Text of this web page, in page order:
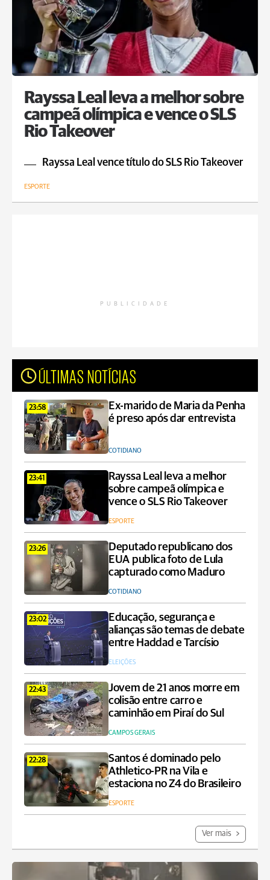
Rayssa Leal leva a melhor sobre
campeã olímpica e vence o SLS
Rio Takeover
Rayssa Leal vence título do SLS Rio Takeover
ESPORTE
PUBLICIDADE
ÚLTIMAS NOTÍCIAS
23:58
Ex-marido de Maria da Penha
é preso após dar entrevista
COTIDIANO
23:41
Rayssa Leal leva a melhor
sobre campeã olímpica e
vence o SLS Rio Takeover
ESPORTE
23:26
Deputado republicano dos
EUA publica foto de Lula
capturado como Maduro
COTIDIANO
23:02
Educação, segurança e
alianças são temas de debate
entre Haddad e Tarcísio
ELEIÇÕES
22:43
Jovem de 21 anos morre em
colisão entre carro e
caminhão em Piraí do Sul
CAMPOS GERAIS
22:28
Santos é dominado pelo
Athletico-PR na Vila e
estaciona no Z4 do Brasileiro
ESPORTE
Ver mais